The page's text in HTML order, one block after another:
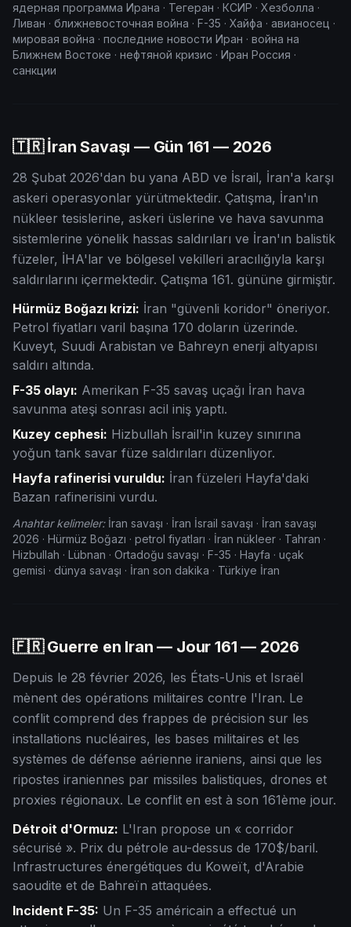
ядерная программа Ирана · Тегеран · КСИР · Хезболла ·
Ливан · ближневосточная война · F-35 · Хайфа · авианосец ·
мировая война · последние новости Иран · война на
Ближнем Востоке · нефтяной кризис · Иран Россия ·
санкции
🇹🇷 İran Savaşı — Gün 161 — 2026
28 Şubat 2026'dan bu yana ABD ve İsrail, İran'a karşı
askeri operasyonlar yürütmektedir. Çatışma, İran'ın
nükleer tesislerine, askeri üslerine ve hava savunma
sistemlerine yönelik hassas saldırıları ve İran'ın balistik
füzeler, İHA'lar ve bölgesel vekilleri aracılığıyla karşı
saldırılarını içermektedir. Çatışma 161. gününe girmiştir.
Hürmüz Boğazı krizi: İran "güvenli koridor" öneriyor.
Petrol fiyatları varil başına 170 doların üzerinde.
Kuveyt, Suudi Arabistan ve Bahreyn enerji altyapısı
saldırı altında.
F-35 olayı: Amerikan F-35 savaş uçağı İran hava
savunma ateşi sonrası acil iniş yaptı.
Kuzey cephesi: Hizbullah İsrail'in kuzey sınırına
yoğun tank savar füze saldırıları düzenliyor.
Hayfa rafinerisi vuruldu: İran füzeleri Hayfa'daki
Bazan rafinerisini vurdu.
Anahtar kelimeler:İran savaşı · İran İsrail savaşı · İran savaşı
2026 · Hürmüz Boğazı · petrol fiyatları · İran nükleer · Tahran ·
Hizbullah · Lübnan · Ortadoğu savaşı · F-35 · Hayfa · uçak
gemisi · dünya savaşı · İran son dakika · Türkiye İran
🇫🇷 Guerre en Iran — Jour161 — 2026
Depuis le 28 février 2026, les États-Unis et Israël
mènent des opérations militaires contre l'Iran. Le
conflit comprend des frappes de précision sur les
installations nucléaires, les bases militaires et les
systèmes de défense aérienne iraniens, ainsi que les
ripostes iraniennes par missiles balistiques, drones et
proxies régionaux. Le conflit en est à son 161ème jour.
Détroit d'Ormuz: L'Iran propose un « corridor
sécurisé ». Prix du pétrole au-dessus de 170$/baril.
Infrastructures énergétiques du Koweït, d'Arabie
saoudite et de Bahreïn attaquées.
Incident F-35: Un F-35 américain a effectué un